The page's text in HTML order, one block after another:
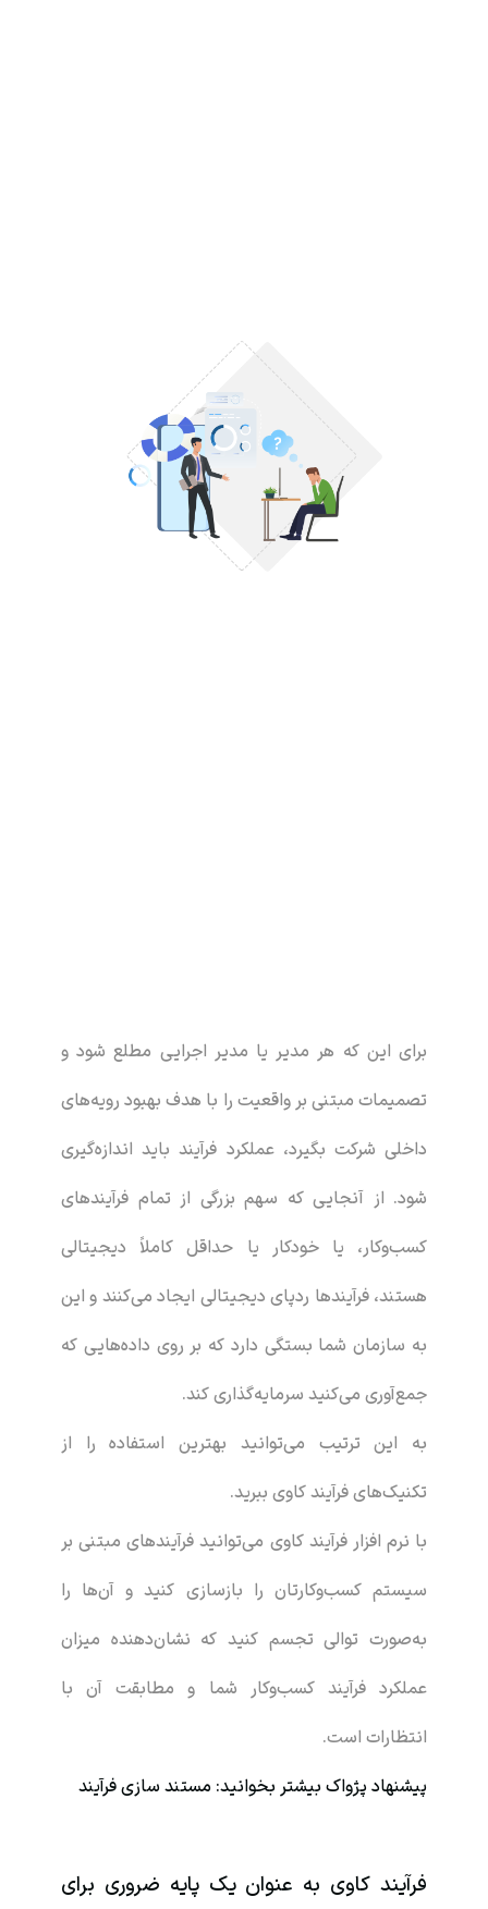
برای این که هر مدیر یا مدیر اجرایی مطلع شود و
تصمیمات مبتنی بر واقعیت را با هدف بهبود رویه‌های
داخلی شرکت بگیرد، عملکرد فرآیند باید اندازه‌گیری
شود. از آنجایی که سهم بزرگی از تمام فرآیندهای
کسب‌وکار، یا خودکار یا حداقل کاملاً دیجیتالی
هستند، فرآیندها ردپای دیجیتالی ایجاد می‌کنند و این
به سازمان شما بستگی دارد که بر روی داده‌هایی که
جمع‌آوری می‌کنید سرمایه‌گذاری کند.
به این ترتیب می‌توانید بهترین استفاده را از
تکنیک‌های فرآیند کاوی ببرید.
با نرم افزار فرآیند کاوی می‌توانید فرآیندهای مبتنی بر
سیستم کسب‌وکارتان را بازسازی کنید و آن‌ها را
به‌صورت توالی تجسم کنید که نشان‌دهنده میزان
عملکرد فرآیند کسب‌وکار شما و مطابقت آن با
انتظارات است.
پیشنهاد پژواک بیشتر بخوانید: مستند سازی فرآیند
فرآیند کاوی به عنوان یک پایه ضروری برای